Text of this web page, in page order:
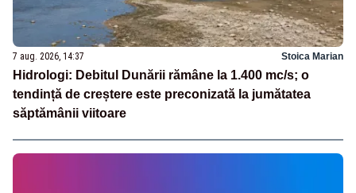
7 aug. 2026, 14:37 Stoica Marian
Hidrologi: Debitul Dunării rămâne la 1.400 mc/s; o
tendință de creștere este preconizată la jumătatea
săptămânii viitoare